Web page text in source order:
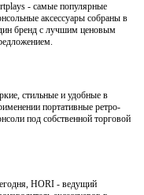
- самые популярные
аксессуары собраны в
бренд с лучшим ценовым
стильные и удобные в
портативные ретро-
под собственной торговой
HORI - ведущий